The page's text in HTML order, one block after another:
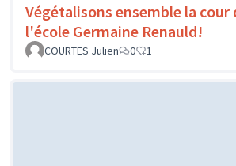
Végétalisons ensemble la cour
l'école Germaine Renauld!
COURTES Julien
0 1